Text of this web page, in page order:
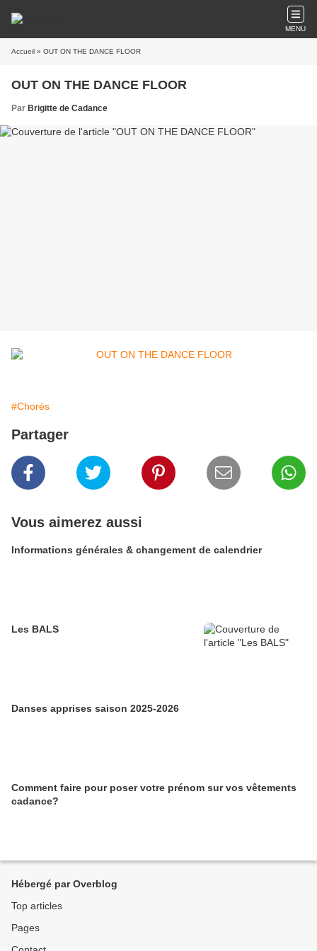
MENU
Accueil » OUT ON THE DANCE FLOOR
OUT ON THE DANCE FLOOR
Par Brigitte de Cadance
#Chorés
Partager
Vous aimerez aussi
Informations générales & changement de calendrier
Les BALS
Danses apprises saison 2025-2026
Comment faire pour poser votre prénom sur vos vêtements
cadance?
Hébergé par Overblog
Top articles
Pages